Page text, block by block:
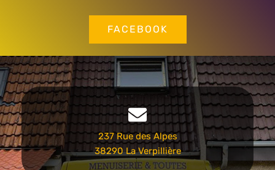
FACEBOOK
237 Rue des Alpes
38290 La Verpillière